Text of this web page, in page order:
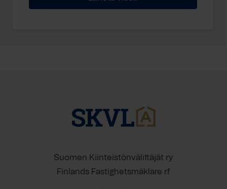
Suomen Kiinteistönvälittäjät ry
Finlands Fastighetsmäklare rf